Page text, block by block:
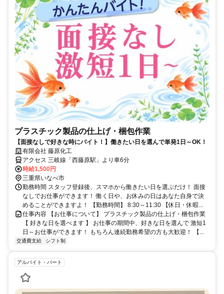
プラスチック製品の仕上げ・梱包作業
【面接なしで好きな時にバイト！】働きたい日を選んで単発1日～OK！
有限会社 藤原化工
アクセス 三岐線「西藤原駅」より車6分
時給1,500円
三重県いなべ市
勤務時間 スタッフ登録後、スマホから働きたい日を選ぶだけ！ 面接
なしでお仕事ができます！ 働く日や、お休みの日はあなた自身で決
めることができますよ！ 【勤務時間】 8:30～11:30 【休日・休暇...
仕事内容 【お仕事について】 プラスチック製品の仕上げ・梱包作業
【 好きな日を選べます 】 お仕事の期間中、好きな日を選んで 激短1
日～お仕事ができます！ もちろん連続勤務希望の方も大歓迎！ 【...
交通費支給 シフト制
アルバイト・パート